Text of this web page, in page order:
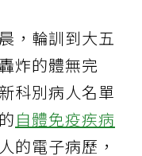
，輪訓到大五
炸的體無完
科別病人名單
自體免疫疾病
的電子病歷，